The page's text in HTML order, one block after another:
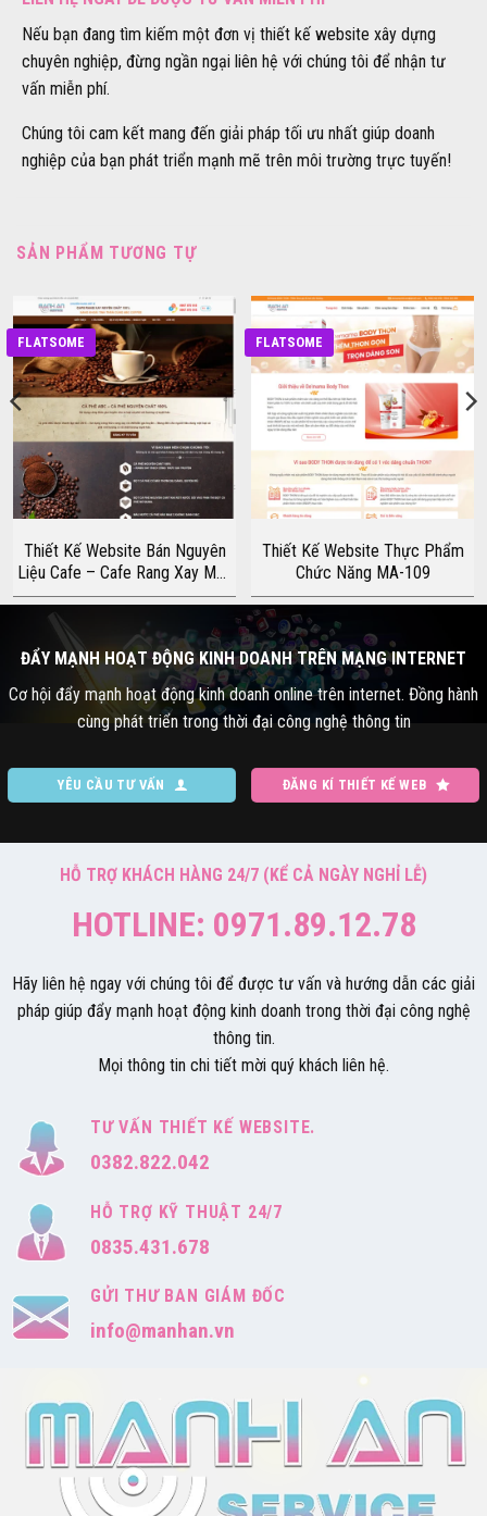
Nếu bạn đang tìm kiếm một đơn vị thiết kế website xây dựng
chuyên nghiệp, đừng ngần ngại liên hệ với chúng tôi để nhận tư
vấn miễn phí.
Chúng tôi cam kết mang đến giải pháp tối ưu nhất giúp doanh
nghiệp của bạn phát triển mạnh mẽ trên môi trường trực tuyến!
SẢN PHẨM TƯƠNG TỰ
FLATSOME
Thiết Kế Website Bán Nguyên
Liệu Cafe – Cafe Rang Xay MA-
014
FLATSOME
Thiết Kế Website Thực Phẩm
Chức Năng MA-109
ĐẨY MẠNH HOẠT ĐỘNG KINH DOANH TRÊN MẠNG INTERNET
Cơ hội đẩy mạnh hoạt động kinh doanh online trên internet. Đồng hành
cùng phát triển trong thời đại công nghệ thông tin
YÊU CẦU TƯ VẤN ĐĂNG KÍ THIẾT KẾ WEB
HỖ TRỢ KHÁCH HÀNG 24/7 (KỂ CẢ NGÀY NGHỈ LỄ)
HOTLINE: 0971.89.12.78
Hãy liên hệ ngay với chúng tôi để được tư vấn và hướng dẫn các giải
pháp giúp đẩy mạnh hoạt động kinh doanh trong thời đại công nghệ
thông tin.
Mọi thông tin chi tiết mời quý khách liên hệ.
TƯ VẤN THIẾT KẾ WEBSITE.
0382.822.042
HỖ TRỢ KỸ THUẬT 24/7
0835.431.678
GỬI THƯ BAN GIÁM ĐỐC
info@manhan.vn